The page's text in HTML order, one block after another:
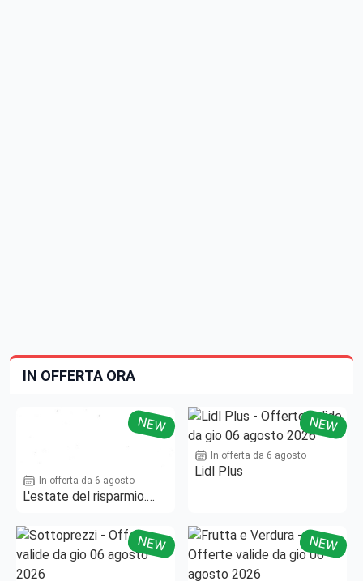
IN OFFERTA ORA
NEW
In offerta da 6 agosto
L'estate del risparmio.
NEW
In offerta da 6 agosto
Lidl Plus
NEW NEW